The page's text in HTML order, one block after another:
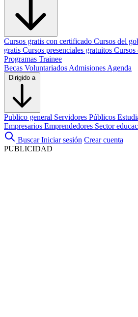
Cursos gratis con certificado Cursos del
gratis Cursos presenciales gratuitos Cursos
Programas Trainee
Becas Voluntariados Admisiones Agenda
Dirigido a
Publico general Servidores Públicos
Empresarios Emprendedores Sector
Buscar Iniciar sesión Crear cuenta
PUBLICIDAD